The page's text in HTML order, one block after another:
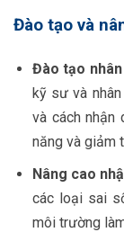
Đào tạo và
Đào tạo
kỹ sư và
và cách nhận
năng và giảm
Nâng cao
các loại sai
môi trường